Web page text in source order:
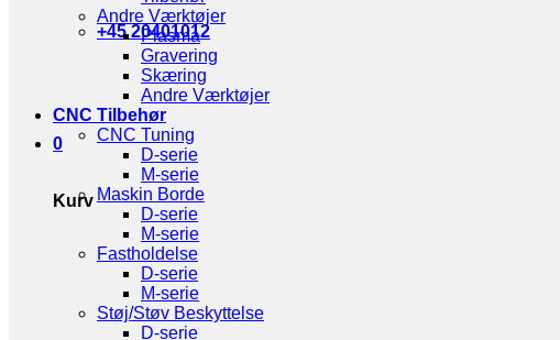
+45 20401012
0
Kurv
Andre Værktøjer
Plasma
Gravering
Skæring
Andre Værktøjer
CNC Tilbehør
CNC Tuning
D-serie
M-serie
Maskin Borde
D-serie
M-serie
Fastholdelse
D-serie
M-serie
Støj/Støv Beskyttelse
D-serie